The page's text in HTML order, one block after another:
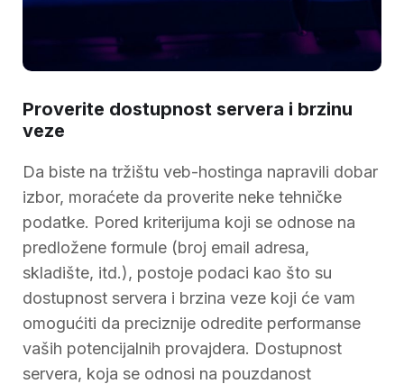
Proverite dostupnost servera i brzinu
veze
Da biste na tržištu veb-hostinga napravili dobar
izbor, moraćete da proverite neke tehničke
podatke. Pored kriterijuma koji se odnose na
predložene formule (broj email adresa,
skladište, itd.), postoje podaci kao što su
dostupnost servera i brzina veze koji će vam
omogućiti da preciznije odredite performanse
vaših potencijalnih provajdera. Dostupnost
servera, koja se odnosi na pouzdanost